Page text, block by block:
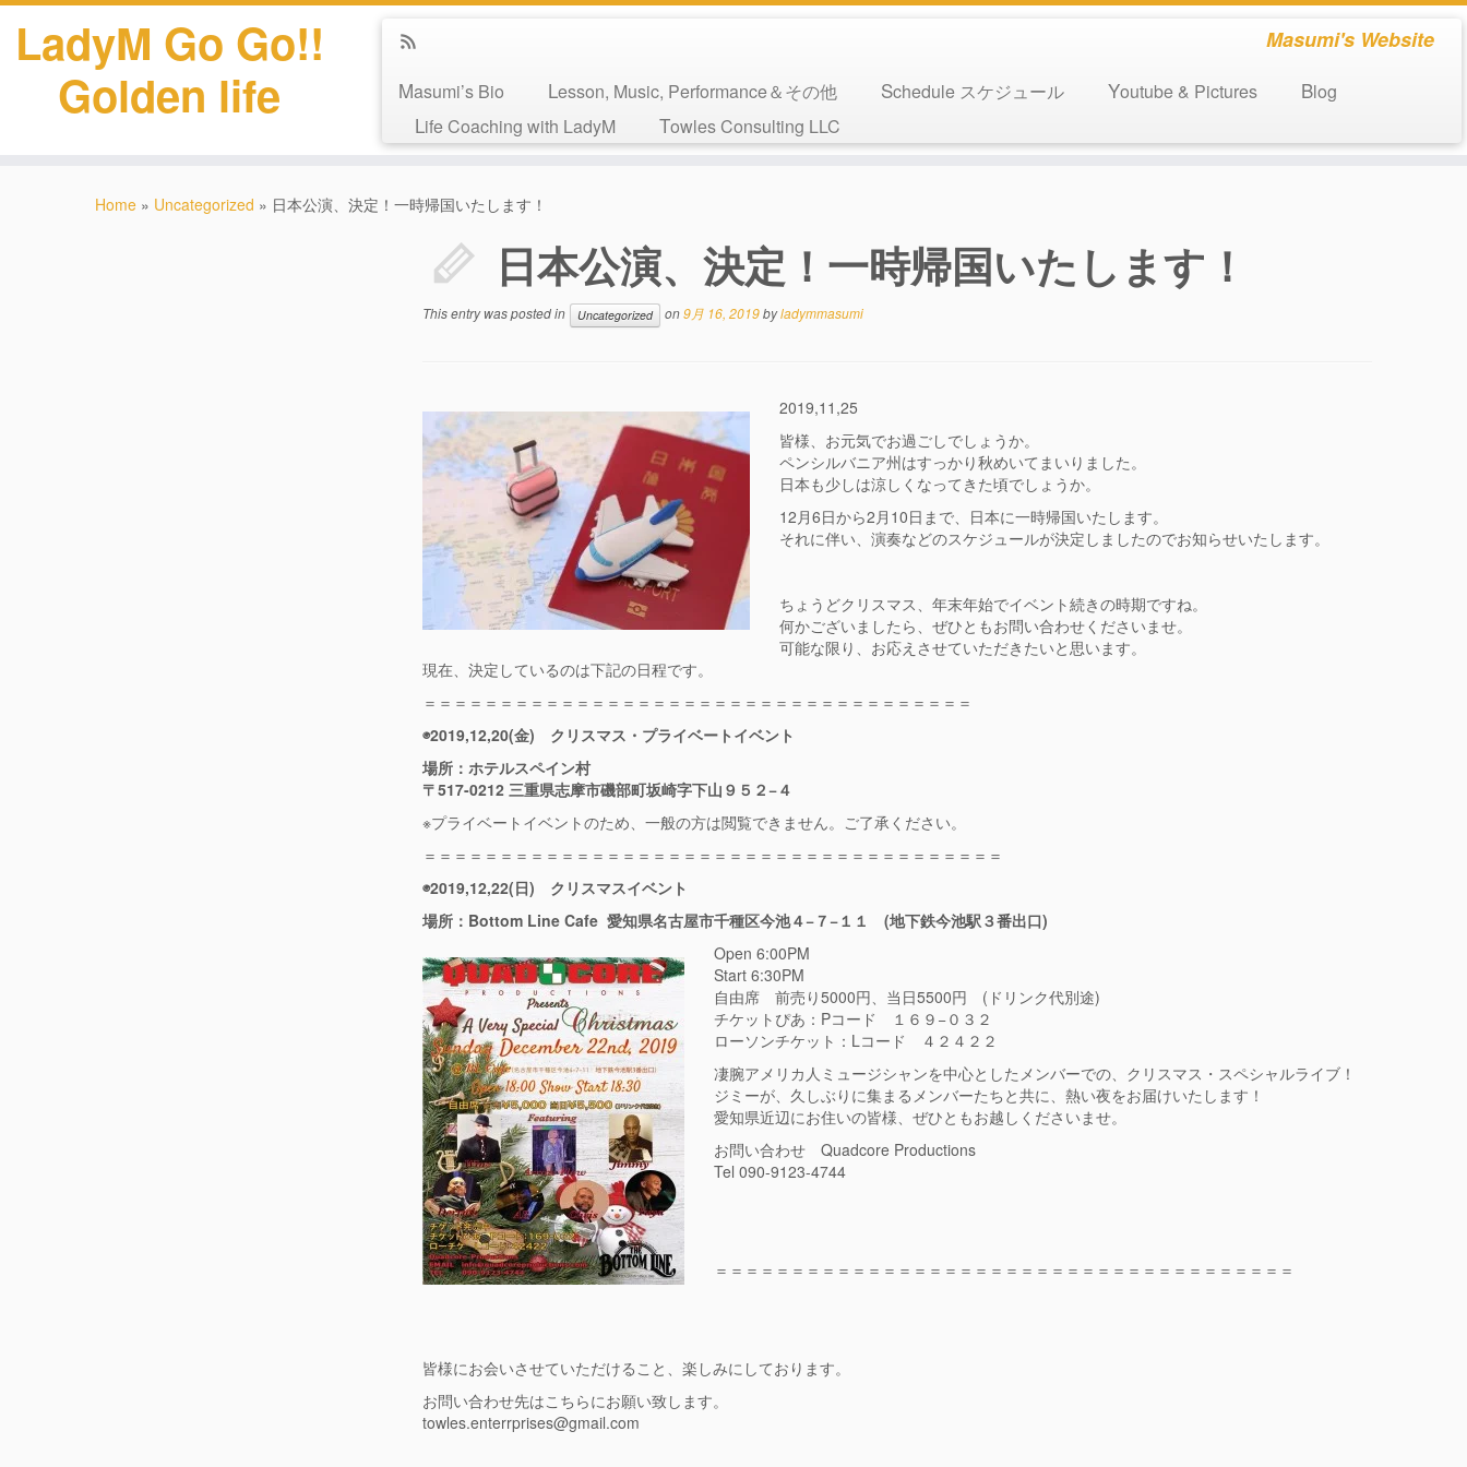
LadyM Go Go!!
Golden life
Masumi's Website
Masumi’s Bio Lesson, Music, Performance＆その他 Schedule スケジュール Youtube & Pictures
Blog
Life Coaching with LadyM
Towles Consulting LLC
Home » Uncategorized » 日本公演、決定！一時帰国いたします！
日本公演、決定！一時帰国いたします！
This entry was posted in Uncategorized on9月 16, 2019byladymmasumi
2019,11,25
皆様、お元気でお過ごしでしょうか。
ペンシルバニア州はすっかり秋めいてまいりました。
日本も少しは涼しくなってきた頃でしょうか。
12月6日から2月10日まで、日本に一時帰国いたします。
それに伴い、演奏などのスケジュールが決定しましたのでお知らせいたします。
ちょうどクリスマス、年末年始でイベント続きの時期ですね。
何かございましたら、ぜひともお問い合わせくださいませ。
可能な限り、お応えさせていただきたいと思います。
現在、決定しているのは下記の日程です。
＝＝＝＝＝＝＝＝＝＝＝＝＝＝＝＝＝＝＝＝＝＝＝＝＝＝＝＝＝＝＝＝＝＝＝＝
◉2019,12,20(金) クリスマス・プライベートイベント
場所：ホテルスペイン村
〒517-0212 三重県志摩市磯部町坂崎字下山９５２−４
※プライベートイベントのため、一般の方は閲覧できません。ご了承ください。
＝＝＝＝＝＝＝＝＝＝＝＝＝＝＝＝＝＝＝＝＝＝＝＝＝＝＝＝＝＝＝＝＝＝＝＝＝＝
◉2019,12,22(日) クリスマスイベント
場所：Bottom Line Cafe 愛知県名古屋市千種区今池４−７−１１ (地下鉄今池駅３番出口)
Open 6:00PM
Start 6:30PM
自由席 前売り5000円、当日5500円 (ドリンク代別途)
チケットぴあ：Pコード １６９−０３２
ローソンチケット：Lコード ４２４２２
凄腕アメリカ人ミュージシャンを中心としたメンバーでの、クリスマス・スペシャルライブ！
ジミーが、久しぶりに集まるメンバーたちと共に、熱い夜をお届けいたします！
愛知県近辺にお住いの皆様、ぜひともお越しくださいませ。
お問い合わせ Quadcore Productions
Tel 090-9123-4744
＝＝＝＝＝＝＝＝＝＝＝＝＝＝＝＝＝＝＝＝＝＝＝＝＝＝＝＝＝＝＝＝＝＝＝＝＝＝
皆様にお会いさせていただけること、楽しみにしております。
お問い合わせ先はこちらにお願い致します。
towles.enterrprises@gmail.com